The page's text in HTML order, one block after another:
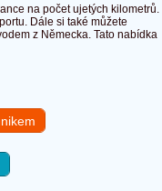
na počet ujetých kilometrů.
Dále si také můžete
z Německa. Tato nabídka